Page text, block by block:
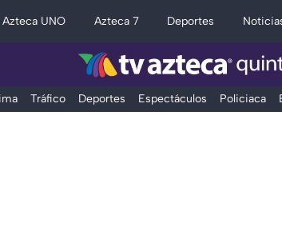
Azteca UNO Azteca 7 Deportes
Tráfico Deportes Espectáculos Policiaca